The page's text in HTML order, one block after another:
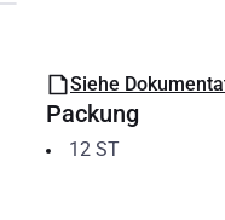
Siehe
Packung
12 ST